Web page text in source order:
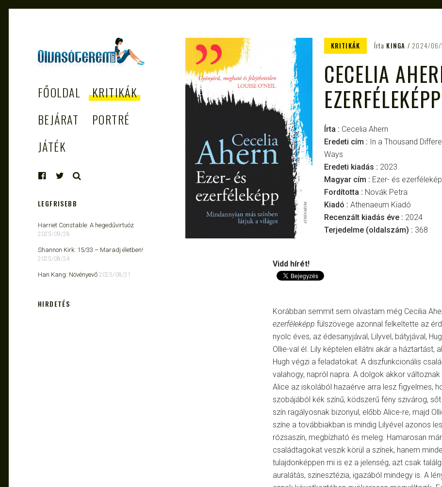
– AZ EGÉSZSÉGES
OLVASÁS
TÁMOGATÓJA
FŐOLDAL
KRITIKÁK
BEJÁRAT
PORTRÉ
JÁTÉK
KRITIKÁK Írta KINGA 2024/06/
CECELIA
EZERFÉLEKÉPP
Írta : Cecelia Ahern
Eredeti cím : In a Thousand
Ways
Eredeti kiadás : 2023
Magyar cím : Ezer- ​és
Fordította : Novák Petra
Kiadó : Athenaeum Kiadó
Recenzált kiadás éve : 2024
Terjedelme (oldalszám) : 368
Vidd hírét!
Korábban semmit sem olvastam még Cecilia
ezerféleképp fülszövege azonnal felkeltette az
nyolc éves, az édesanyjával, Lilyvel, bátyjával,
Ollie-val él. Lily képtelen ellátni akár a háztartást,
Hugh végzi a feladatokat. A diszfunkcionális
valahogy, napról napra. A dolgok akkor
Alice az iskolából hazaérve arra lesz figyelmes,
szobájából kék színű, ködszerű fény szivárog,
szín ragályosnak bizonyul, előbb Alice-re, majd
színe a továbbiakban is mindig Lilyével azonos
rózsaszín, megbízható és meleg. Hamarosan
családtagokat veszik körül a színek, hanem
tulajdonképpen mi is ez a jelenség, azt csak
auralátás, szinesztézia, igazából mindegy is. A
LEGFRISEBB
Harriet Constable: A hegedűvirtuóz
2025/09/28
Shannon Kirk: 15/33 ​– Maradj életben!
2025/08/24
Han Kang: Növényevő 2025/08/21
HIRDETÉS